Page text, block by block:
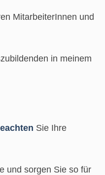
MitarbeiterInnen und
in meinem
Sie Ihre
und sorgen Sie so für